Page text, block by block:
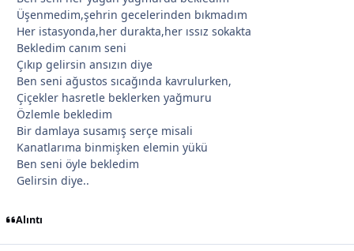
Üşenmedim,şehrin gecelerinden bıkmadım
Her istasyonda,her durakta,her ıssız sokakta
Bekledim canım seni
Çıkıp gelirsin ansızın diye
Ben seni ağustos sıcağında kavrulurken,
Çiçekler hasretle beklerken yağmuru
Özlemle bekledim
Bir damlaya susamış serçe misali
Kanatlarıma binmişken elemin yükü
Ben seni öyle bekledim
Gelirsin diye..
Alıntı
*